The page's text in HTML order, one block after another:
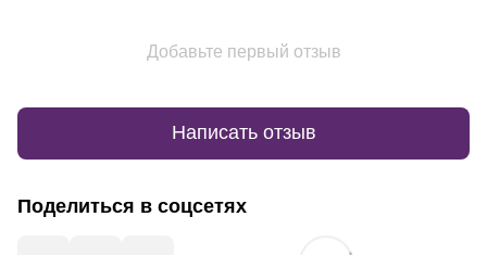
Добавьте первый отзыв
Написать отзыв
Поделиться в соцсетях